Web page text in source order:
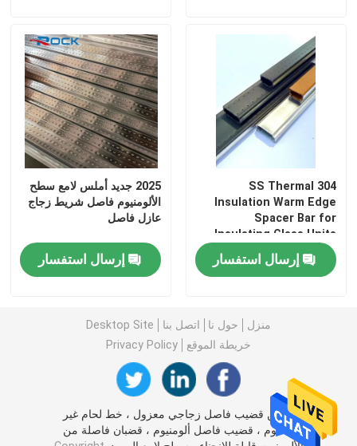
304 SS Thermal
Insulation Warm Edge
Spacer Bar for
Insulating Glass Units
إرسال استفسار
2025 جديد أملس لامع سطح
الألومنيوم فاصل شريط زجاج
عازل فاصل
إرسال استفسار
منزل حول نا اتصل بنا
Desktop Site
خريطة الموقع
Privacy Policy
الصين قضيب فاصل زجاجي معزول ، خط لحام غير
ملحوم ، قضيب فاصل ألومنيوم ، قضبان فاصلة من